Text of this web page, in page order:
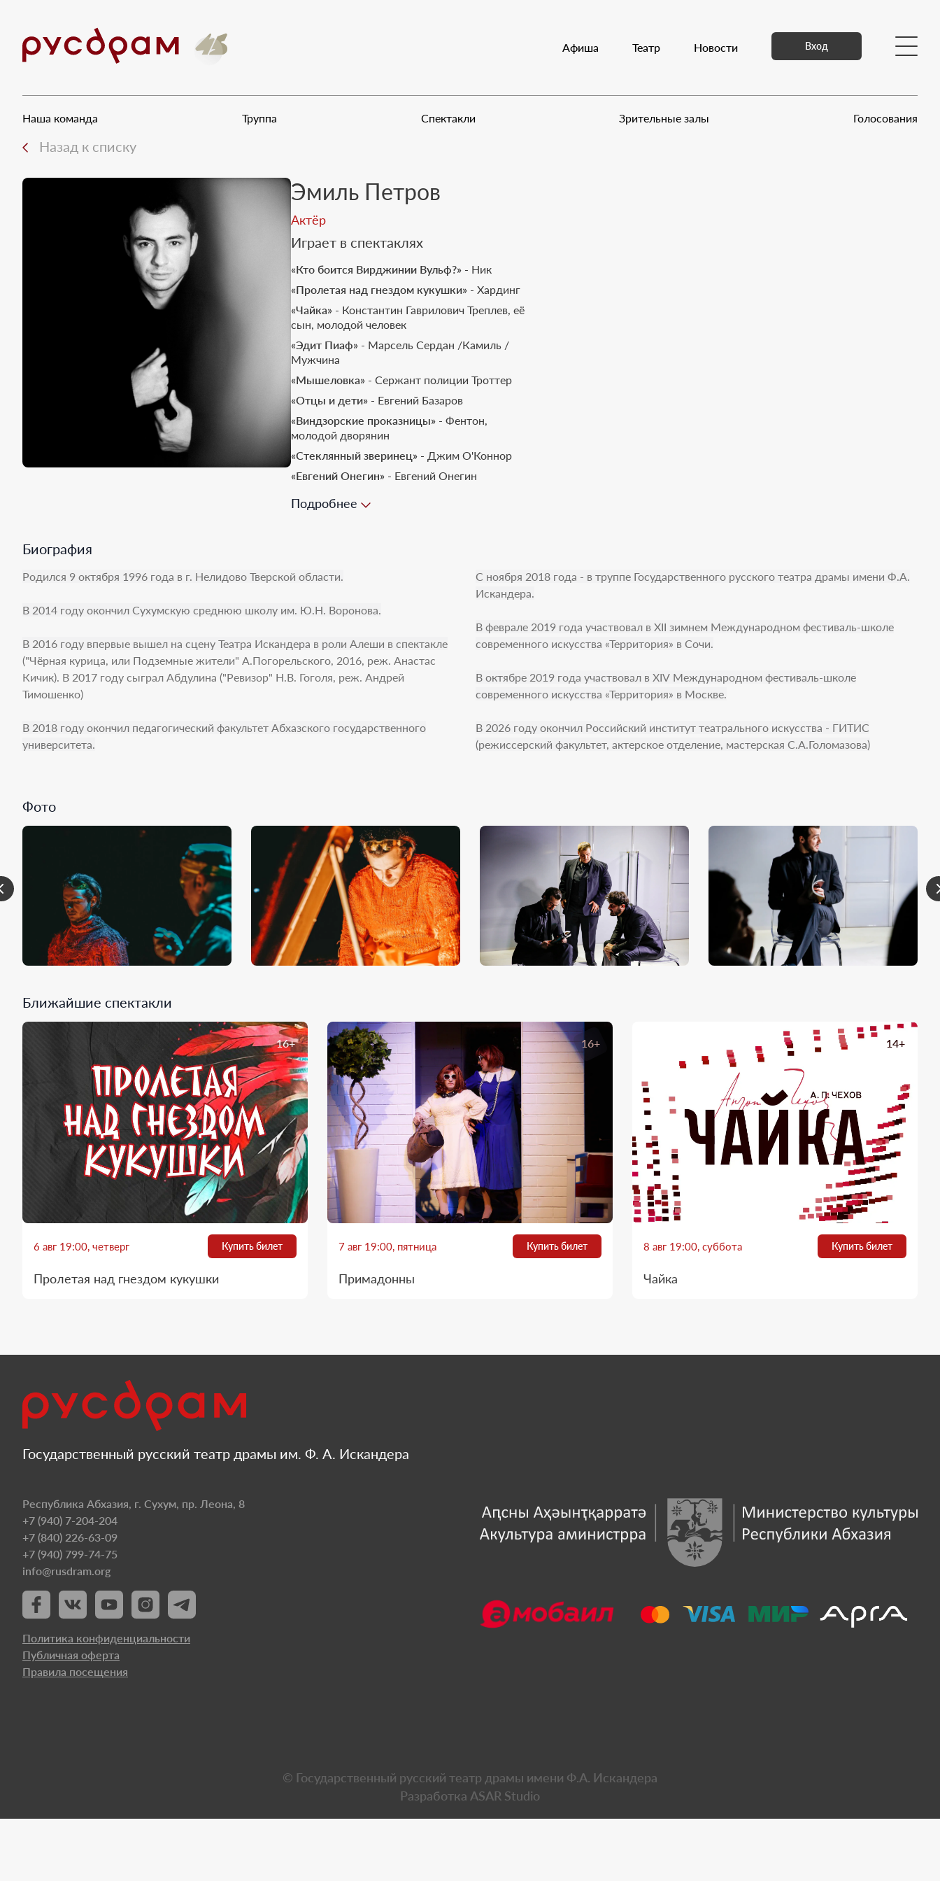
Афиша Театр Новости
Документы Медиа Контакты Вход
Наша команда Труппа Спектакли Зрительные залы Голосования
Назад к списку
Эмиль Петров
Актёр
Играет в спектаклях
«Кто боится Вирджинии Вульф?» - Ник
«Пролетая над гнездом кукушки» - Хардинг
«Чайка» - Константин Гаврилович Треплев, её
сын, молодой человек
«Эдит Пиаф» - Марсель Сердан /Камиль /
Мужчина
«Мышеловка» - Сержант полиции Троттер
«Отцы и дети» - Евгений Базаров
«Виндзорские проказницы» - Фентон,
молодой дворянин
«Стеклянный зверинец» - Джим О'Коннор
«Евгений Онегин» - Евгений Онегин
«Роман с кокаином»
«Примадонны»
«Кьоджинские перепалки »
«Кровавая свадьба» - Юноша
«Радость вопреки всему»
- В спектакле
принимает участие
Подробнее
Биография
Родился 9 октября 1996 года в г. Нелидово Тверской области.
В 2014 году окончил Сухумскую среднюю школу им. Ю.Н. Воронова.
В 2016 году впервые вышел на сцену Театра Искандера в роли Алеши в спектакле
("Чёрная курица, или Подземные жители" А.Погорельского, 2016, реж. Анастас
Кичик). В 2017 году сыграл Абдулина ("Ревизор" Н.В. Гоголя, реж. Андрей
Тимошенко)
В 2018 году окончил педагогический факультет Абхазского государственного
университета.
С ноября 2018 года - в труппе Государственного русского театра драмы имени Ф.А.
Искандера.
В феврале 2019 года участвовал в XII зимнем Международном фестиваль-школе
современного искусства «Территория» в Сочи.
В октябре 2019 года участвовал в XIV Международном фестиваль-школе
современного искусства «Территория» в Москве.
В 2026 году окончил Российский институт театрального искусства - ГИТИС
(режиссерский факультет, актерское отделение, мастерская С.А.Голомазова)
Фото
Ближайшие спектакли
16+
6 авг 19:00, четверг Купить билет
Пролетая над гнездом кукушки
16+
7 авг 19:00, пятница Купить билет
Примадонны
14+
8 авг 19:00, суббота Купить билет
Чайка
Государственный русский театр драмы им. Ф. А. Искандера
Республика Абхазия, г. Сухум, пр. Леона, 8
+7 (940) 7-204-204
+7 (840) 226-63-09
+7 (940) 799-74-75
info@rusdram.org
Политика конфиденциальности
Публичная оферта
Правила посещения
© Государственный русский театр драмы имени Ф.А. Искандера
Разработка ASAR Studio